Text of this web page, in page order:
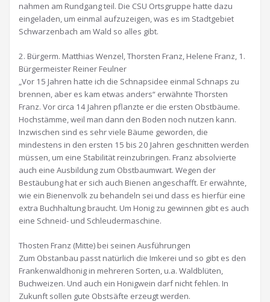
nahmen am Rundgang teil. Die CSU Ortsgruppe hatte dazu
eingeladen, um einmal aufzuzeigen, was es im Stadtgebiet
Schwarzenbach am Wald so alles gibt.
2. Bürgerm. Matthias Wenzel, Thorsten Franz, Helene Franz, 1.
Bürgermeister Reiner Feulner
„Vor 15 Jahren hatte ich die Schnapsidee einmal Schnaps zu
brennen, aber es kam etwas anders“ erwähnte Thorsten
Franz. Vor circa 14 Jahren pflanzte er die ersten Obstbäume.
Hochstämme, weil man dann den Boden noch nutzen kann.
Inzwischen sind es sehr viele Bäume geworden, die
mindestens in den ersten 15 bis 20 Jahren geschnitten werden
müssen, um eine Stabilität reinzubringen. Franz absolvierte
auch eine Ausbildung zum Obstbaumwart. Wegen der
Bestäubung hat er sich auch Bienen angeschafft. Er erwähnte,
wie ein Bienenvolk zu behandeln sei und dass es hierfür eine
extra Buchhaltung braucht. Um Honig zu gewinnen gibt es auch
eine Schneid- und Schleudermaschine.
Thosten Franz (Mitte) bei seinen Ausführungen
Zum Obstanbau passt natürlich die Imkerei und so gibt es den
Frankenwaldhonig in mehreren Sorten, u.a. Waldblüten,
Buchweizen. Und auch ein Honigwein darf nicht fehlen. In
Zukunft sollen gute Obstsäfte erzeugt werden.